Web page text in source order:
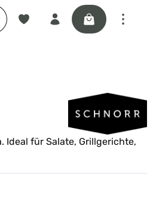
Du hast 0 Produkte auf dem
Warenkorb
für Salate, Grillgerichte,